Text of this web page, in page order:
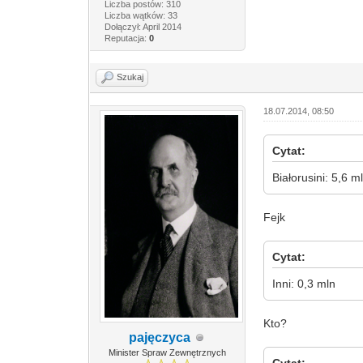
Liczba postów: 310
Liczba wątków: 33
Dołączył: April 2014
Reputacja: 0
Szukaj
pajęczyca
Minister Spraw Zewnętrznych
18.07.2014, 08:50
Cytat:
Białorusini: 5,6
Fejk
Cytat:
Inni: 0,3 mln
Kto?